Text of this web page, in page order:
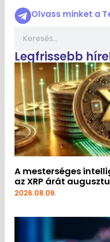
Olvass minket a
Legfrissebb
A mesterséges
az XRP árát
2026.08.09.